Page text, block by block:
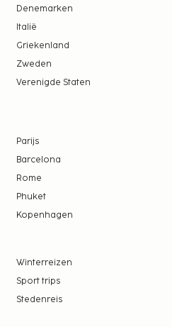
Denemarken
Italië
Griekenland
Zweden
Verenigde Staten
Parijs
Barcelona
Rome
Phuket
Kopenhagen
Winterreizen
Sport trips
Stedenreis